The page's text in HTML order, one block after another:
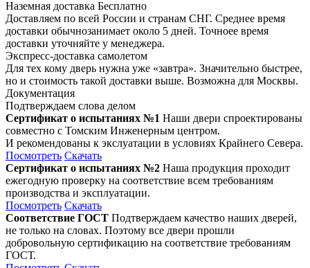
Наземная доставка Бесплатно
Доставляем по всей России и странам СНГ. Среднее время
доставки обычнозанимает около 5 дней. Точноее время
доставки уточняйте у менеджера.
Экспресс-доставка самолетом
Для тех кому дверь нужна уже «завтра». Значительно быстрее,
но и стоимость такой доставки выше. Возможна для Москвы.
Документация
Подтверждаем слова делом
Сертификат о испытаниях №1 Наши двери спроектированы
совместно с Томским Инженерным центром.
И рекомендованы к экслуатации в условиях Крайнего Севера.
Посмотреть Скачать
Сертификат о испытаниях №2 Наша продукция проходит
ежегодную проверку на соответствие всем требованиям
производства и эксплуатации.
Посмотреть Скачать
Соответствие ГОСТ Подтверждаем качество наших дверей,
не только на словах. Поэтому все двери прошли
добровольную сертификацию на соответствие требованиям
ГОСТ.